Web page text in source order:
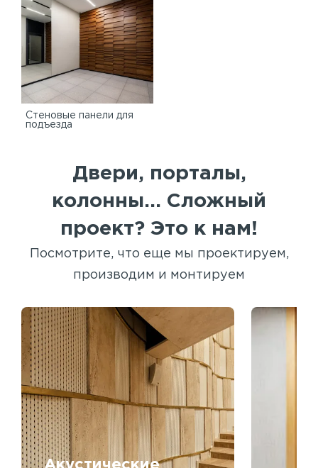
Стеновые панели для
подъезда
Двери, порталы,
колонны... Сложный
проект? Это к нам!
Посмотрите, что еще мы проектируем,
производим и монтируем